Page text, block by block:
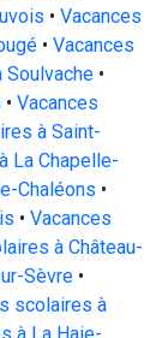
• Vacances
• Vacances
Soulvache •
• Vacances
à Saint-
La Chapelle-
Chaléons •
• Vacances
à Château-
Sèvre •
scolaires à